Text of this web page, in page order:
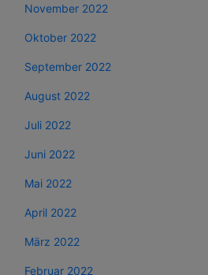
November 2022
Oktober 2022
September 2022
August 2022
Juli 2022
Juni 2022
Mai 2022
April 2022
März 2022
Februar 2022